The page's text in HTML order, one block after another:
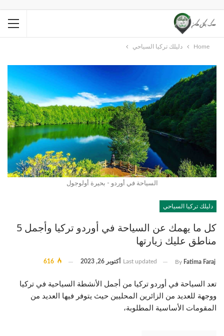
Home دليلك تركيا السياحي
السياحة في أوردو - بحيرة أولوجول
دليلك تركيا السياحي
كل ما يهمك عن السياحة في أوردو تركيا وأجمل 5
مناطق عليك زيارتها
By Fatima Faraj
Last updated أكتوبر 26, 2023
تعد السياحة في أوردو تركيا من أجمل الأنشطة السياحية في تركيا
ووجهة للعديد من الزائرين المحليين حيث يتوفر فيها العديد من
المقومات الأساسية المطلوبة،